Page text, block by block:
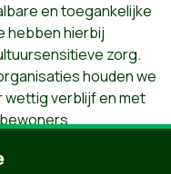
en toegankelijke
hebben hierbij
zorg.
houden we
verblijf en met
binnen de Groep